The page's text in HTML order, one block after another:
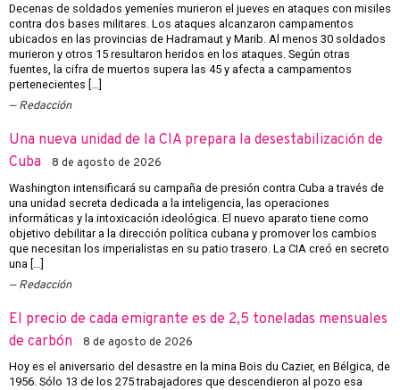
Decenas de soldados yemeníes murieron el jueves en ataques con misiles
contra dos bases militares. Los ataques alcanzaron campamentos
ubicados en las provincias de Hadramaut y Marib. Al menos 30 soldados
murieron y otros 15 resultaron heridos en los ataques. Según otras
fuentes, la cifra de muertos supera las 45 y afecta a campamentos
pertenecientes […]
Redacción
Una nueva unidad de la CIA prepara la desestabilización de
Cuba
8 de agosto de 2026
Washington intensificará su campaña de presión contra Cuba a través de
una unidad secreta dedicada a la inteligencia, las operaciones
informáticas y la intoxicación ideológica. El nuevo aparato tiene como
objetivo debilitar a la dirección política cubana y promover los cambios
que necesitan los imperialistas en su patio trasero. La CIA creó en secreto
una […]
Redacción
El precio de cada emigrante es de 2,5 toneladas mensuales
de carbón
8 de agosto de 2026
Hoy es el aniversario del desastre en la mina Bois du Cazier, en Bélgica, de
1956. Sólo 13 de los 275 trabajadores que descendieron al pozo esa